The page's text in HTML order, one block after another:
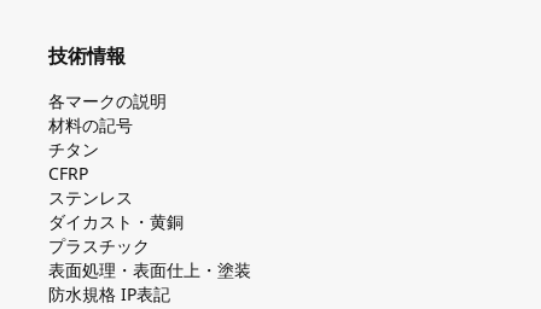
技術情報
各マークの説明
材料の記号
チタン
CFRP
ステンレス
ダイカスト・⻩銅
プラスチック
表面処理・表面仕上・塗装
防⽔規格 IP表記